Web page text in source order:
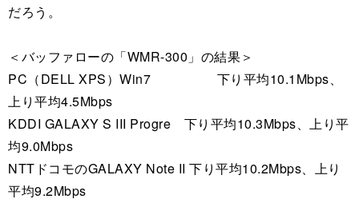
だろう。
＜バッファローの「WMR-300」の結果＞
PC（DELL XPS）Win7 下り平均10.1Mbps、
上り平均4.5Mbps
KDDI GALAXY S III Progre 下り平均10.3Mbps、上り平
均9.0Mbps
NTTドコモのGALAXY Note II 下り平均10.2Mbps、上り
平均9.2Mbps